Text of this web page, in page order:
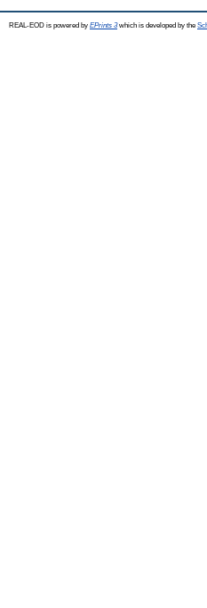
REAL-EOD is powered by EPrints 3which is developed by the